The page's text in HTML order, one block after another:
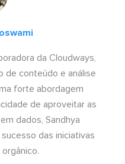
da Cloudways,
de conteúdo e análise
forte abordagem
de aproveitar as
dados, Sandhya
das iniciativas